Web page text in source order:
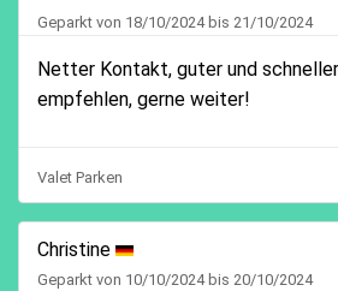
Geparkt von 18/10/2024 bis 21/10/2024
Netter Kontakt, guter und
empfehlen, gerne weiter!
Valet Parken
Christine
Geparkt von 10/10/2024 bis 20/10/2024